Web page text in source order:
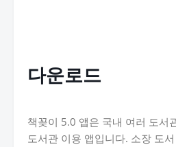
다운로드
책꽂이 5.0 앱은 국내 여러 도서
도서관 이용 앱입니다. 소장 도